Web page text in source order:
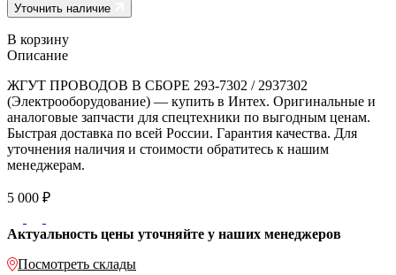
Уточнить наличие
В корзину
Описание
ЖГУТ ПРОВОДОВ В СБОРЕ 293-7302 / 2937302
(Электрооборудование) — купить в Интех. Оригинальные и
аналоговые запчасти для спецтехники по выгодным ценам.
Быстрая доставка по всей России. Гарантия качества. Для
уточнения наличия и стоимости обратитесь к нашим
менеджерам.
5 000 ₽
Актуальность цены уточняйте у наших менеджеров
Посмотреть склады